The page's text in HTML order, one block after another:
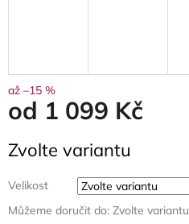
až –15 %
od 1 099 Kč
cena:
Zvolte variantu
Velikost
Můžeme doručit do: Zvolte variantu